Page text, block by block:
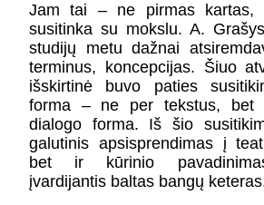
Jam tai – ne pirmas kartas,
susitinka su mokslu. A.
studijų metu dažnai
terminus, koncepcijas. Šiuo
išskirtinė buvo paties
forma – ne per tekstus, bet
dialogo forma. Iš šio
galutinis apsisprendimas į
bet ir kūrinio
įvardijantis baltas bangų